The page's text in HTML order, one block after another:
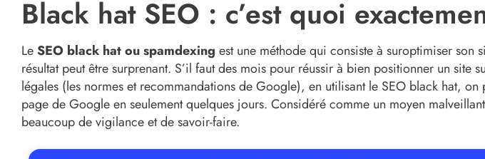
Black hat SEO : c’est quoi
LeSEO black hatouspamdexing est une méthode qui consiste à suroptimiser son
résultat peut être surprenant. S’il faut des mois pour réussir à bien positionner un site
légales (les normes et recommandations de Google), en utilisant le SEO black hat,
page de Google en seulement quelques jours. Considéré comme un moyen
beaucoup de vigilance et de savoir-faire.